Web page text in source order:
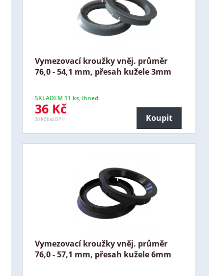
Vymezovací kroužky vněj. průměr
76,0 - 54,1 mm, přesah kužele 3mm
SKLADEM 11 ks, ihned
36 Kč
30 Kč bez DPH Koupit
Vymezovací kroužky vněj. průměr
76,0 - 57,1 mm, přesah kužele 6mm